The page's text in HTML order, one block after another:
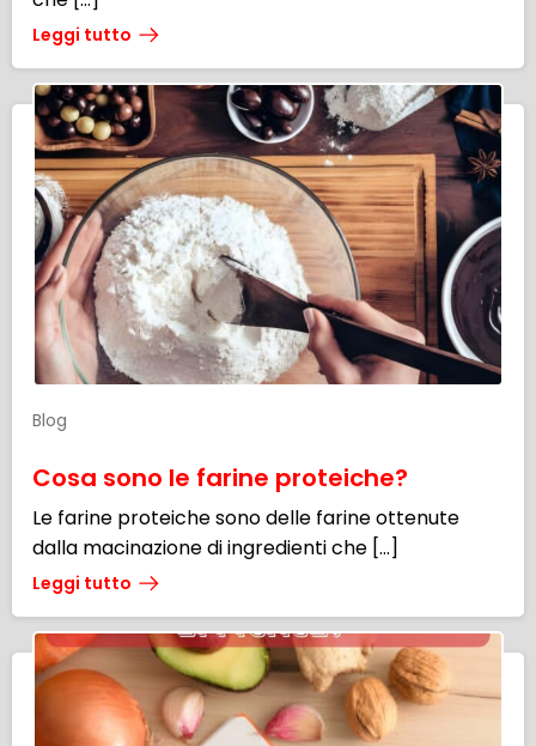
Leggi tutto
Blog
Cosa sono le farine proteiche?
Le farine proteiche sono delle farine ottenute
dalla macinazione di ingredienti che […]
Leggi tutto